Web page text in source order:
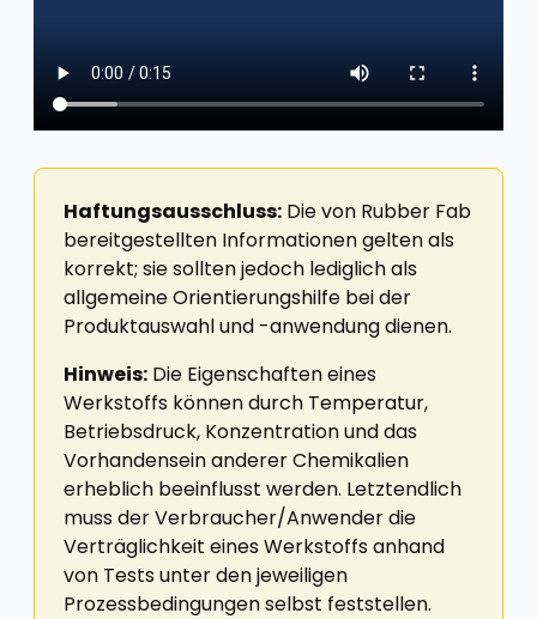
Haftungsausschluss: Die von Rubber Fab
bereitgestellten Informationen gelten als
korrekt; sie sollten jedoch lediglich als
allgemeine Orientierungshilfe bei der
Produktauswahl und -anwendung dienen.
Hinweis: Die Eigenschaften eines
Werkstoffs können durch Temperatur,
Betriebsdruck, Konzentration und das
Vorhandensein anderer Chemikalien
erheblich beeinflusst werden. Letztendlich
muss der Verbraucher/Anwender die
Verträglichkeit eines Werkstoffs anhand
von Tests unter den jeweiligen
Prozessbedingungen selbst feststellen.